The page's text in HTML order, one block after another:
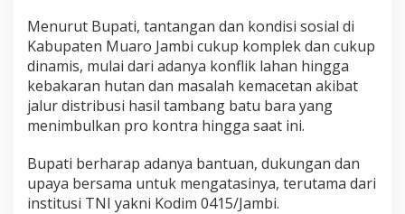
d
m
0
4
1
5
a
m
b
Menurut Bupati, tantangan dan kondisi sosial di
Kabupaten Muaro Jambi cukup komplek dan cukup
dinamis, mulai dari adanya konflik lahan hingga
kebakaran hutan dan masalah kemacetan akibat
jalur distribusi hasil tambang batu bara yang
menimbulkan pro kontra hingga saat ini.
Bupati berharap adanya bantuan, dukungan dan
upaya bersama untuk mengatasinya, terutama dari
institusi TNI yakni Kodim 0415/Jambi.